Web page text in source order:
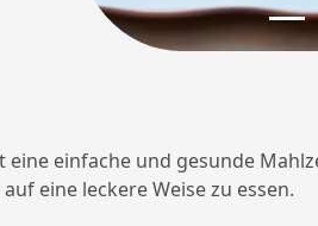
einfache und gesunde
eine leckere Weise zu essen.